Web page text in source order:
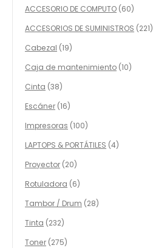
ACCESORIO DE COMPUTO 6060
productos
ACCESORIOS DE SUMINISTROS 221221
Cabezal 1919
Caja de mantenimiento 1010
Cinta 3838
productos
Escáner 1616
productos
Impresoras 100100
productos
LAPTOPS & PORTÁTILES 44
Proyector 2020
productos
Rotuladora 66
productos
Tambor / Drum 2828
Tinta 232232
productos
Toner 275275